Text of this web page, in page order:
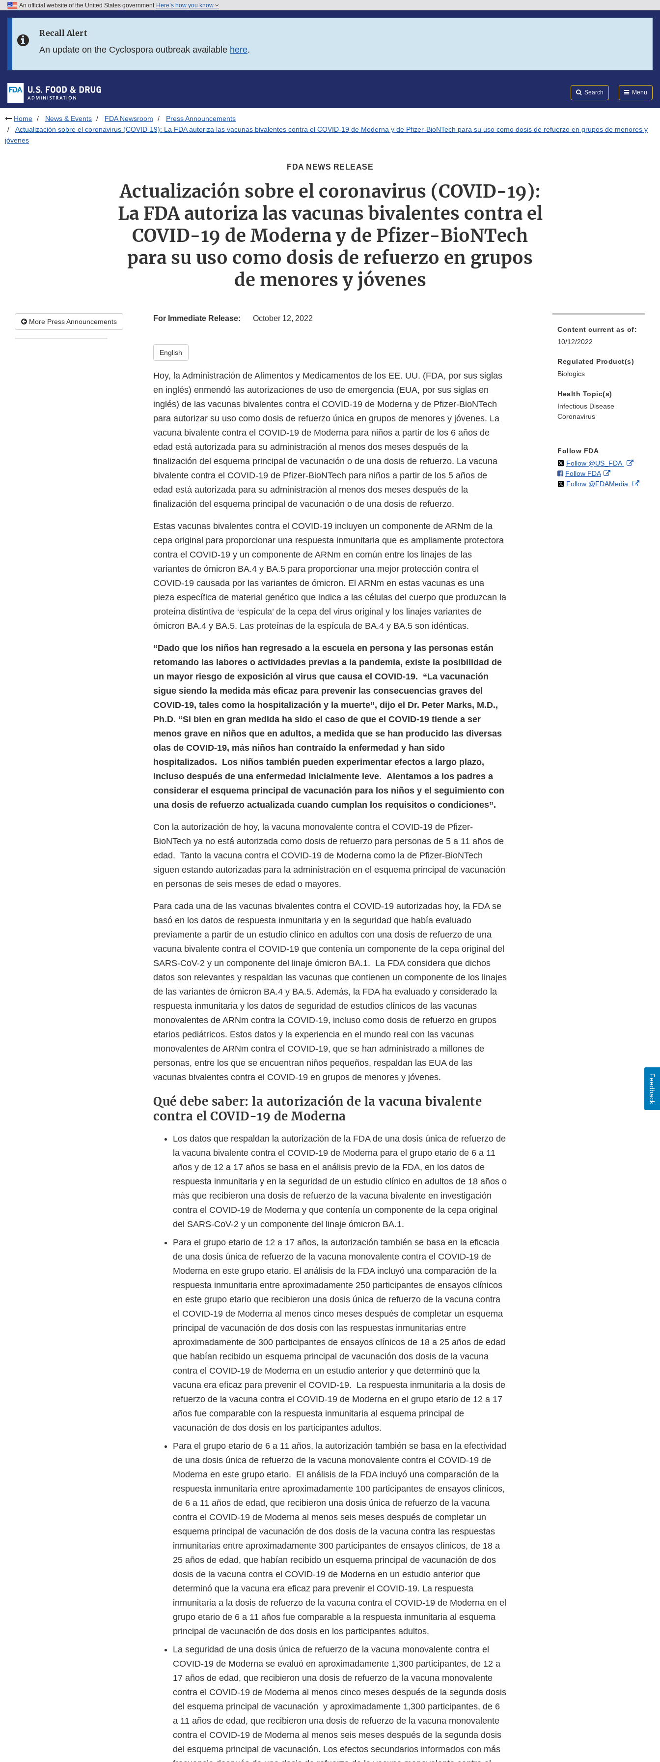
Skip to FDA Search
Skip to footer links
An official website of the United States government Here’s how you know
Recall Alert
An update on the Cyclospora outbreak available here.
Search Menu
Home News & Events FDA Newsroom
Press Announcements
Actualización sobre el coronavirus (COVID-19): La FDA autoriza las vacunas bivalentes contra el COVID-19 de Moderna y de Pfizer-BioNTech para su uso como dosis de refuerzo en grupos de menores y
jóvenes
FDA NEWS RELEASE
Actualización sobre el coronavirus (COVID-19):
La FDA autoriza las vacunas bivalentes contra el
COVID-19 de Moderna y de Pfizer-BioNTech
para su uso como dosis de refuerzo en grupos
de menores y jóvenes
More Press Announcements For Immediate Release: October 12, 2022
English
Hoy, la Administración de Alimentos y Medicamentos de los EE. UU. (FDA, por sus siglas
en inglés) enmendó las autorizaciones de uso de emergencia (EUA, por sus siglas en
inglés) de las vacunas bivalentes contra el COVID-19 de Moderna y de Pfizer-BioNTech
para autorizar su uso como dosis de refuerzo única en grupos de menores y jóvenes. La
vacuna bivalente contra el COVID-19 de Moderna para niños a partir de los 6 años de
edad está autorizada para su administración al menos dos meses después de la
finalización del esquema principal de vacunación o de una dosis de refuerzo. La vacuna
bivalente contra el COVID-19 de Pfizer-BioNTech para niños a partir de los 5 años de
edad está autorizada para su administración al menos dos meses después de la
finalización del esquema principal de vacunación o de una dosis de refuerzo.
Estas vacunas bivalentes contra el COVID-19 incluyen un componente de ARNm de la
cepa original para proporcionar una respuesta inmunitaria que es ampliamente protectora
contra el COVID-19 y un componente de ARNm en común entre los linajes de las
variantes de ómicron BA.4 y BA.5 para proporcionar una mejor protección contra el
COVID-19 causada por las variantes de ómicron. El ARNm en estas vacunas es una
pieza específica de material genético que indica a las células del cuerpo que produzcan la
proteína distintiva de ‘espícula’ de la cepa del virus original y los linajes variantes de
ómicron BA.4 y BA.5. Las proteínas de la espícula de BA.4 y BA.5 son idénticas.
“Dado que los niños han regresado a la escuela en persona y las personas están
retomando las labores o actividades previas a la pandemia, existe la posibilidad de
un mayor riesgo de exposición al virus que causa el COVID-19. “La vacunación
sigue siendo la medida más eficaz para prevenir las consecuencias graves del
COVID-19, tales como la hospitalización y la muerte”, dijo el Dr. Peter Marks, M.D.,
Ph.D. “Si bien en gran medida ha sido el caso de que el COVID-19 tiende a ser
menos grave en niños que en adultos, a medida que se han producido las diversas
olas de COVID-19, más niños han contraído la enfermedad y han sido
hospitalizados. Los niños también pueden experimentar efectos a largo plazo,
incluso después de una enfermedad inicialmente leve. Alentamos a los padres a
considerar el esquema principal de vacunación para los niños y el seguimiento con
una dosis de refuerzo actualizada cuando cumplan los requisitos o condiciones”.
Con la autorización de hoy, la vacuna monovalente contra el COVID-19 de Pfizer-
BioNTech ya no está autorizada como dosis de refuerzo para personas de 5 a 11 años de
edad. Tanto la vacuna contra el COVID-19 de Moderna como la de Pfizer-BioNTech
siguen estando autorizadas para la administración en el esquema principal de vacunación
en personas de seis meses de edad o mayores.
Para cada una de las vacunas bivalentes contra el COVID-19 autorizadas hoy, la FDA se
basó en los datos de respuesta inmunitaria y en la seguridad que había evaluado
previamente a partir de un estudio clínico en adultos con una dosis de refuerzo de una
vacuna bivalente contra el COVID-19 que contenía un componente de la cepa original del
SARS-CoV-2 y un componente del linaje ómicron BA.1. La FDA considera que dichos
datos son relevantes y respaldan las vacunas que contienen un componente de los linajes
de las variantes de ómicron BA.4 y BA.5. Además, la FDA ha evaluado y considerado la
respuesta inmunitaria y los datos de seguridad de estudios clínicos de las vacunas
monovalentes de ARNm contra la COVID-19, incluso como dosis de refuerzo en grupos
etarios pediátricos. Estos datos y la experiencia en el mundo real con las vacunas
monovalentes de ARNm contra el COVID-19, que se han administrado a millones de
personas, entre los que se encuentran niños pequeños, respaldan las EUA de las
vacunas bivalentes contra el COVID-19 en grupos de menores y jóvenes.
Qué debe saber: la autorización de la vacuna bivalente
contra el COVID-19 de Moderna
Los datos que respaldan la autorización de la FDA de una dosis única de refuerzo de
la vacuna bivalente contra el COVID-19 de Moderna para el grupo etario de 6 a 11
años y de 12 a 17 años se basa en el análisis previo de la FDA, en los datos de
respuesta inmunitaria y en la seguridad de un estudio clínico en adultos de 18 años o
más que recibieron una dosis de refuerzo de la vacuna bivalente en investigación
contra el COVID-19 de Moderna y que contenía un componente de la cepa original
del SARS-CoV-2 y un componente del linaje ómicron BA.1.
Para el grupo etario de 12 a 17 años, la autorización también se basa en la eficacia
de una dosis única de refuerzo de la vacuna monovalente contra el COVID-19 de
Moderna en este grupo etario. El análisis de la FDA incluyó una comparación de la
respuesta inmunitaria entre aproximadamente 250 participantes de ensayos clínicos
en este grupo etario que recibieron una dosis única de refuerzo de la vacuna contra
el COVID-19 de Moderna al menos cinco meses después de completar un esquema
principal de vacunación de dos dosis con las respuestas inmunitarias entre
aproximadamente de 300 participantes de ensayos clínicos de 18 a 25 años de edad
que habían recibido un esquema principal de vacunación dos dosis de la vacuna
contra el COVID-19 de Moderna en un estudio anterior y que determinó que la
vacuna era eficaz para prevenir el COVID-19. La respuesta inmunitaria a la dosis de
refuerzo de la vacuna contra el COVID-19 de Moderna en el grupo etario de 12 a 17
años fue comparable con la respuesta inmunitaria al esquema principal de
vacunación de dos dosis en los participantes adultos.
Para el grupo etario de 6 a 11 años, la autorización también se basa en la efectividad
de una dosis única de refuerzo de la vacuna monovalente contra el COVID-19 de
Moderna en este grupo etario. El análisis de la FDA incluyó una comparación de la
respuesta inmunitaria entre aproximadamente 100 participantes de ensayos clínicos,
de 6 a 11 años de edad, que recibieron una dosis única de refuerzo de la vacuna
contra el COVID-19 de Moderna al menos seis meses después de completar un
esquema principal de vacunación de dos dosis de la vacuna contra las respuestas
inmunitarias entre aproximadamente 300 participantes de ensayos clínicos, de 18 a
25 años de edad, que habían recibido un esquema principal de vacunación de dos
dosis de la vacuna contra el COVID-19 de Moderna en un estudio anterior que
determinó que la vacuna era eficaz para prevenir el COVID-19. La respuesta
inmunitaria a la dosis de refuerzo de la vacuna contra el COVID-19 de Moderna en el
grupo etario de 6 a 11 años fue comparable a la respuesta inmunitaria al esquema
principal de vacunación de dos dosis en los participantes adultos.
La seguridad de una dosis única de refuerzo de la vacuna monovalente contra el
COVID-19 de Moderna se evaluó en aproximadamente 1,300 participantes, de 12 a
17 años de edad, que recibieron una dosis de refuerzo de la vacuna monovalente
contra el COVID-19 de Moderna al menos cinco meses después de la segunda dosis
del esquema principal de vacunación y aproximadamente 1,300 participantes, de 6
a 11 años de edad, que recibieron una dosis de refuerzo de la vacuna monovalente
contra el COVID-19 de Moderna al menos seis meses después de la segunda dosis
del esquema principal de vacunación. Los efectos secundarios informados con más
Content current as of:
10/12/2022
Regulated Product(s)
Biologics
Health Topic(s)
Infectious Disease
Coronavirus
Follow FDA
Follow @US_FDAon External
Follow FDAon
Facebook
External
Link
Follow @FDAMedia on
Feedback